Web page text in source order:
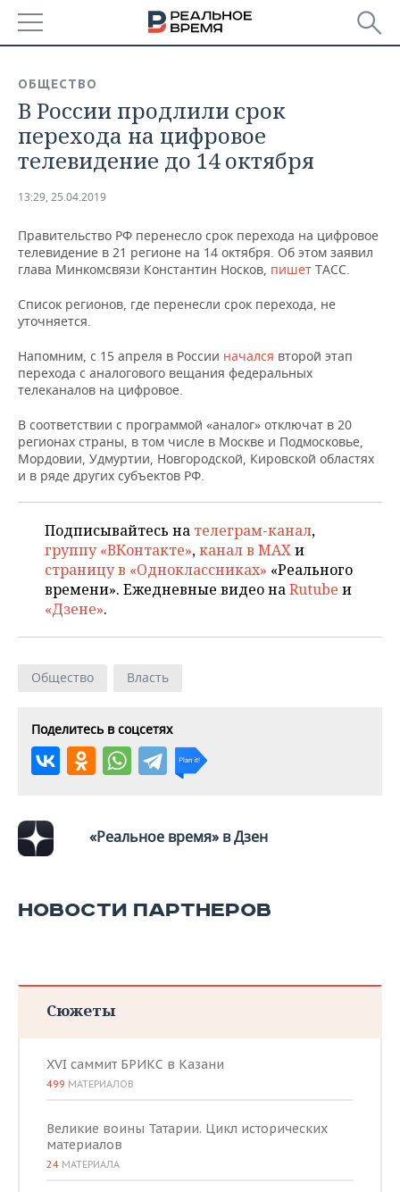
БАШКОРТОСТАН
ТАТАРСТАН
НОВОСТИ
АНАЛИТИКА
ДЕКЛАРАЦИИ О ДОХОДАХ
КОРОЛИ ГОСЗАКАЗА ПФО
ВУЗЫ ТАТАРСТАНА
КОМУ ПРИНАДЛЕЖАТ
ТОРГОВЫЕ ЦЕНТРЫ
ТАТАРСТАНА
НОВОСТИ ЭКОНОМИКИ
ФИНАНСЫ
БАНКИ
БЮДЖЕТ
ИНВЕСТИЦИИ
ПРОМЫШЛЕННОСТЬ
НОВОСТИ
АГРОПРОМ
МАШИНОСТРОЕНИЕ
НЕФТЬ
ОПК
ЭНЕРГЕТИКА
НЕДВИЖИМОСТЬ
НОВОСТИ НЕДВИЖИМОСТИ
АВТО
НОВОСТИ АВТО
БИЗНЕС
НОВОСТИ БИЗНЕСА
РОЗНИЧНАЯ ТОРГОВЛЯ
ТРАНСПОРТ
ТЕХНОЛОГИИ
НОВОСТИ ТЕХНОЛОГИЙ
IT
ТЕЛЕКОММУНИКАЦИИ
МЕРОПРИЯТИЯ
НОВОСТИ МЕРОПРИЯТИЙ
БИЗНЕС-БРАНЧИ
ONLINE-КОНФЕРЕНЦИИ
ОТКРЫТАЯ ЛЕКЦИЯ
СПОРТ
ФУТБОЛ
ХОККЕЙ
БАСКЕТБОЛ
ВОЛЕЙБОЛ
КИБЕРСПОРТ
ФИГУРНОЕ КАТАНИЕ
ХОККЕЙ С МЯЧОМ
НОВОСТИ ОБЩЕСТВА
ВЛАСТЬ
ИНФРАСТРУКТУРА
ИСТОРИЯ
КУЛЬТУРА
МЕДИЦИНА
ПРОИСШЕСТВИЯ
ФОТОГАЛЕРЕЯ
СЮЖЕТЫ
СПРАВОЧНИК
СПИСОК ПЕРСОН
СПИСОК КОМПАНИЙ
ПОЛНАЯ ВЕРСИЯ
ОБЩЕСТВО
В России продлили срок
перехода на цифровое
телевидение до 14 октября
13:29, 25.04.2019
Правительство РФ перенесло срок перехода на цифровое
телевидение в 21 регионе на 14 октября. Об этом заявил
глава Минкомсвязи Константин Носков, пишет ТАСС.
Список регионов, где перенесли срок перехода, не
уточняется.
Напомним, с 15 апреля в России начался второй этап
перехода с аналогового вещания федеральных
телеканалов на цифровое.
В соответствии с программой «аналог» отключат в 20
регионах страны, в том числе в Москве и Подмосковье,
Мордовии, Удмуртии, Новгородской, Кировской областях
и в ряде других субъектов РФ.
Подписывайтесь на телеграм-канал,
группу «ВКонтакте»,канал в MAXи
страницу в «Одноклассниках» «Реального
времени». Ежедневные видео наRutube и
«Дзене».
Общество Власть
Поделитесь в соцсетях
«Реальное время» в Дзен
НОВОСТИ ПАРТНЕРОВ
Сюжеты
XVI саммит БРИКС в Казани
499 МАТЕРИАЛОВ
Великие воины Татарии. Цикл исторических
материалов
24 МАТЕРИАЛА